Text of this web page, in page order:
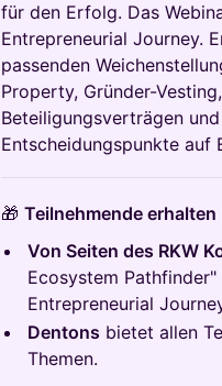
für den Erfolg. Das
Entrepreneurial Journey.
passenden
Property, Gründer-
Beteiligungsverträgen
Entscheidungspunkte auf
🎁 Teilnehmende erhalten
Von Seiten des RKW
Ecosystem
Entrepreneurial
Dentons bietet allen
Themen.